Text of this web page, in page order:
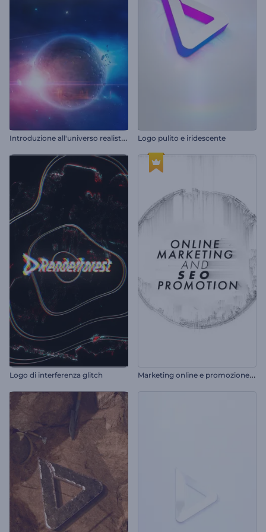
I
ntroduzione all'universo realistico Logo pulito e iridescente
Logo di interferenza glitch M
arketing online e promozione SEO